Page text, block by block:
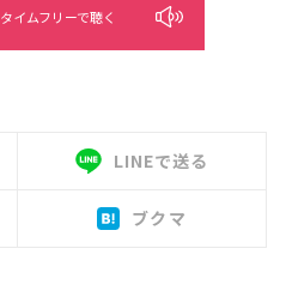
タイムフリーで聴く
LINEで送る
ブクマ